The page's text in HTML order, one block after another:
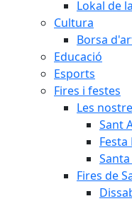
Lokal de
Cultura
Borsa
Educació
Esports
Fires i festes
Les
Sant
Fires de